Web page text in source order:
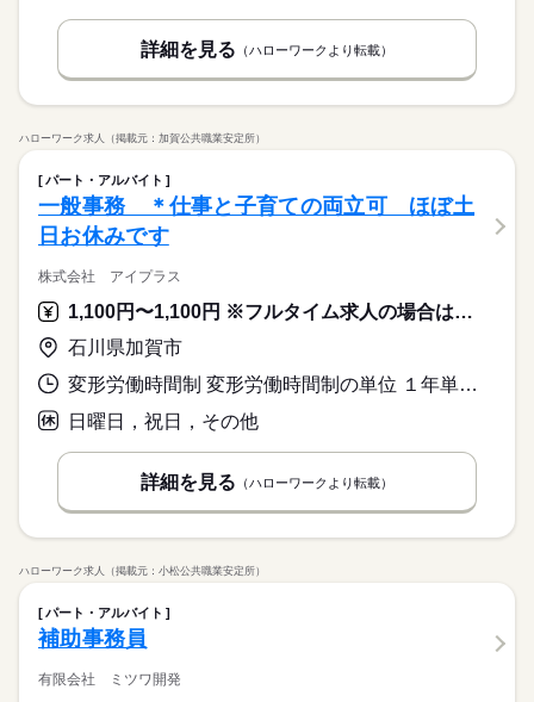
詳細を見る （ハローワークより転載）
ハローワーク求人（掲載元：加賀公共職業安定所）
パート・アルバイト
一般事務 ＊仕事と子育ての両立可 ほぼ土
日お休みです
株式会社 アイプラス
1,100円〜1,100円 ※フルタイム求人の場合は月額（換算額）、パート求人の場合は時間額を表示しています。
石川県加賀市
変形労働時間制 変形労働時間制の単位 １年単位 就業時間１ 9時00分〜16時00分
日曜日，祝日，その他
詳細を見る （ハローワークより転載）
ハローワーク求人（掲載元：小松公共職業安定所）
パート・アルバイト
補助事務員
有限会社 ミツワ開発